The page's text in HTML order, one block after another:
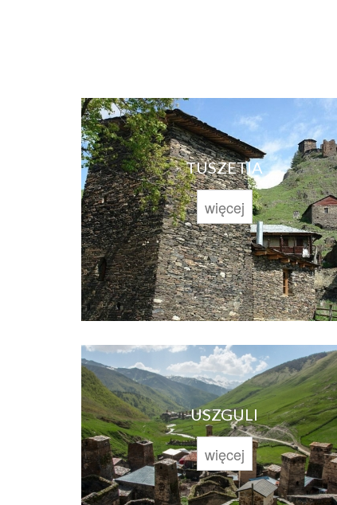
TUSZETIA
więcej
USZGULI
więcej